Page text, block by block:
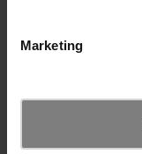
Marketing